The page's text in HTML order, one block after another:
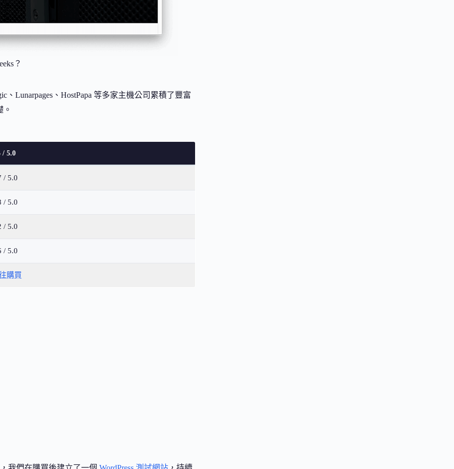
？
、Lunarpages、HostPapa 等多家主機公司累積了豐富
/ 5.0
/ 5.0
/ 5.0
/ 5.0
/ 5.0
購買